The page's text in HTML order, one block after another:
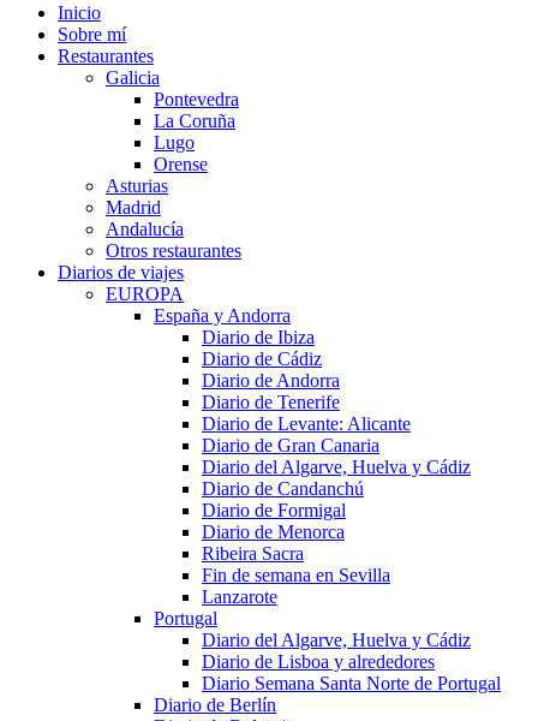
Inicio
Sobre mí
Restaurantes
Galicia
Pontevedra
La Coruña
Lugo
Orense
Asturias
Madrid
Andalucía
Otros restaurantes
Diarios de viajes
EUROPA
España y Andorra
Diario de Ibiza
Diario de Cádiz
Diario de Andorra
Diario de Tenerife
Diario de Levante: Alicante
Diario de Gran Canaria
Diario del Algarve, Huelva y Cádiz
Diario de Candanchú
Diario de Formigal
Diario de Menorca
Ribeira Sacra
Fin de semana en Sevilla
Lanzarote
Portugal
Diario del Algarve, Huelva y Cádiz
Diario de Lisboa y alrededores
Diario Semana Santa Norte de Portugal
Diario de Berlín